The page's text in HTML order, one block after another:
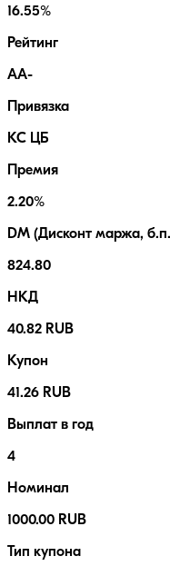
16.55%
Рейтинг
AA-
Привязка
КС ЦБ
Премия
2.20%
DM (Дисконт маржа,
824.80
НКД
40.82 RUB
Купон
41.26 RUB
Выплат в год
4
Номинал
1000.00 RUB
Тип купона